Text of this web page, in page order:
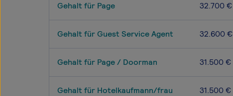
Gehalt für Page 32.700 €
Gehalt für Guest Service Agent 32.600 €
Gehalt für Page / Doorman 31.500 €
Gehalt für Hotelkaufmann/frau 31.500 €